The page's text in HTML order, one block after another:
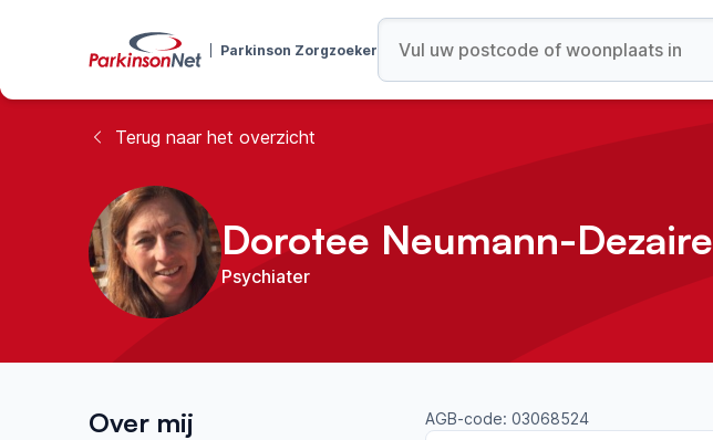
Parkinson Zorgzoeker
Terug naar het overzicht
Dorotee Neumann-Dezaire
Psychiater
Over mij AGB-code: 03068524